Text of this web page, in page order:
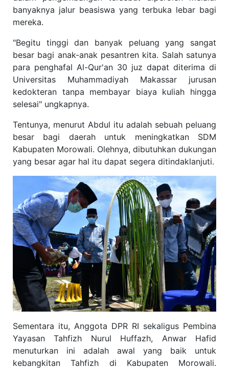
banyaknya jalur beasiswa yang terbuka lebar bagi
mereka.
"Begitu tinggi dan banyak peluang yang sangat
besar bagi anak-anak pesantren kita. Salah satunya
para penghafal Al-Qur'an 30 juz dapat diterima di
Universitas Muhammadiyah Makassar jurusan
kedokteran tanpa membayar biaya kuliah hingga
selesai" ungkapnya.
Tentunya, menurut Abdul itu adalah sebuah peluang
besar bagi daerah untuk meningkatkan SDM
Kabupaten Morowali. Olehnya, dibutuhkan dukungan
yang besar agar hal itu dapat segera ditindaklanjuti.
Sementara itu, Anggota DPR RI sekaligus Pembina
Yayasan Tahfizh Nurul Huffazh, Anwar Hafid
menuturkan ini adalah awal yang baik untuk
kebangkitan Tahfizh di Kabupaten Morowali.